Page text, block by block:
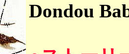
Dondou